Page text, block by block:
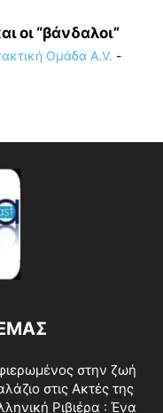
οι “βάνδαλοι”
Ομάδα A.V. -
στην ζωή
στις Ακτές της
Ριβιέρα : Ένα